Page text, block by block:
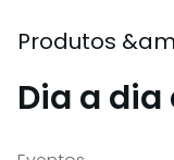
Produtos
Dia a